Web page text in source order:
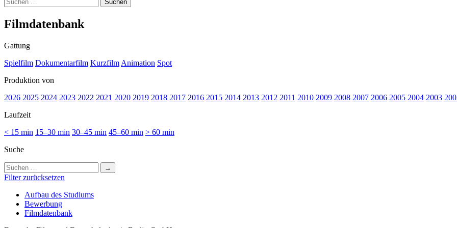
nach:
Film­da­ten­bank
Gattung
Spielfilm Dokumentarfilm Kurzfilm Animation Spot
Produktion von
2026 2025 2024 2023 2022 2021 2020 2019 2018 2017 2016 2015 2014 2013 2012 2011 2010 2009 2008 2007 2006 2005 2004 2003
Laufzeit
< 15 min 15–30 min 30–45 min 45–60 min > 60 min
Suche
Suchen
nach:
Filter zurücksetzen
Auf­bau des Stu­di­ums
Bewer­bung
Film­da­ten­bank